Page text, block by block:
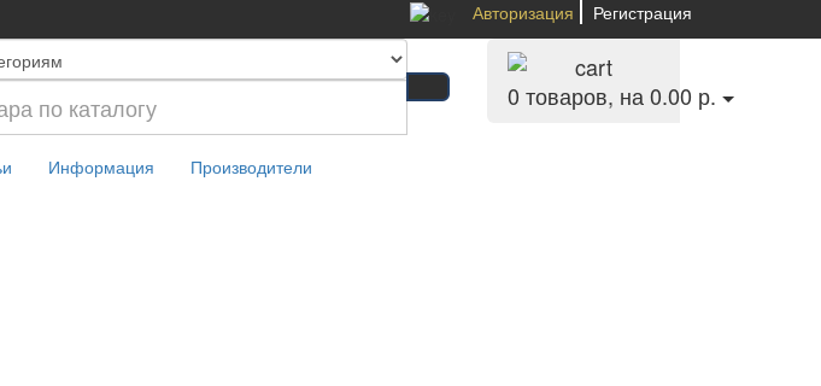
Авторизация Регистрация
0 товаров, на 0.00 р.
Информация Производители